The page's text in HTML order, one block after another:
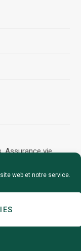
web et notre service.
Assurance vie,
utile.fr